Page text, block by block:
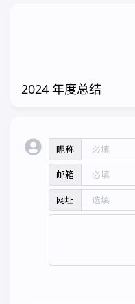
2024 年度总结
昵称
邮箱
网址